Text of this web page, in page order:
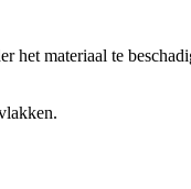
het materiaal te